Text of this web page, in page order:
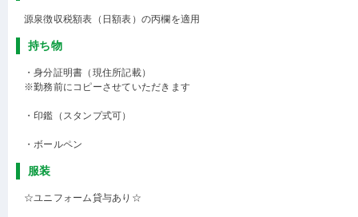
源泉徴収税額表（日額表）の丙欄を適用
持ち物
・身分証明書（現住所記載）
※勤務前にコピーさせていただきます
・印鑑（スタンプ式可）
・ボールペン
服装
☆ユニフォーム貸与あり☆